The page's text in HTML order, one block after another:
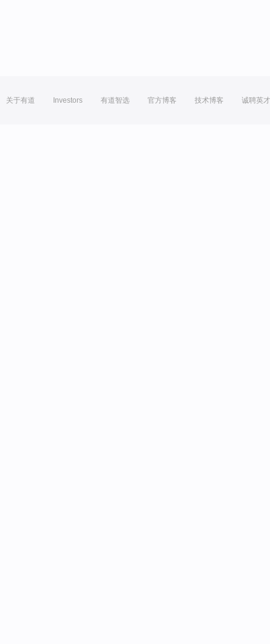
关于有道 Investors 有道智选 官方博客 技术博客 诚聘英才